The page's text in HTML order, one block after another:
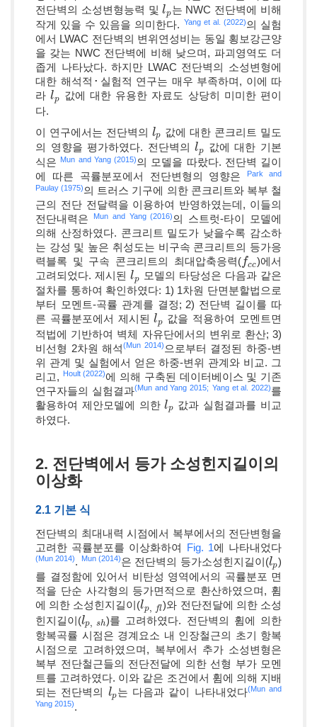
전단벽의 소성변형능력 및lp
lp 는 NWC 전단벽에 비해
작게 있을 수 있음을 의미한다. Yang et al. (2022)의 실험
에서 LWAC 전단벽의 변위연성비는 동일 횡보강근양
을 갖는 NWC 전단벽에 비해 낮으며, 파괴영역도 더
좁게 나타났다. 하지만 LWAC 전단벽의 소성변형에
대한 해석적･실험적 연구는 매우 부족하며, 이에 따
라lp
lp 값에 대한 유용한 자료도 상당히 미미한 편이
다.
이 연구에서는 전단벽의 lp
lp 값에 대한 콘크리트 밀도
의 영향을 평가하였다. 전단벽의lp
lp 값에 대한 기본
식은 Mun and Yang (2015)의 모델을 따랐다. 전단벽 길이
에 따른 곡률분포에서 전단변형의 영향은
Park and
Paulay (1975)의 트러스 기구에 의한 콘크리트와 복부 철
근의 전단 전달력을 이용하여 반영하였는데, 이들의
전단내력은
Mun and Yang (2016)의 스트럿-타이 모델에
의해 산정하였다. 콘크리트 밀도가 낮을수록 감소하
는 강성 및 높은 취성도는 비구속 콘크리트의 등가응
력블록 및 구속 콘크리트의 최대압축응력(fcc
fcc)에서
고려되었다. 제시된lp
lp 모델의 타당성은 다음과 같은
절차를 통하여 확인하였다: 1) 1차원 단면분할법으로
부터 모멘트-곡률 관계를 결정; 2) 전단벽 길이를 따
른 곡률분포에서 제시된lp
lp 값을 적용하여 모멘트면
적법에 기반하여 벽체 자유단에서의 변위로 환산; 3)
비선형 2차원 해석(Mun 2014) 으로부터 결정된 하중-변
위 관계 및 실험에서 얻은 하중-변위 관계와 비교. 그
리고, Hoult (2022)에 의해 구축된 데이터베이스 및 기존
연구자들의 실험결과(Mun and Yang 2015; Yang et al. 2022)를
활용하여 제안모델에 의한lp
lp 값과 실험결과를 비교
하였다.
2. 전단벽에서 등가 소성힌지길이의
이상화
2.1 기본 식
전단벽의 최대내력 시점에서 복부에서의 전단변형을
고려한 곡률분포를 이상화하여 Fig. 1에 나타내었다
(Mun 2014). Mun (2014)은 전단벽의 등가소성힌지길이(lp
lp)
를 결정함에 있어서 비탄성 영역에서의 곡률분포 면
적을 단순 사각형의 등가면적으로 환산하였으며, 휨
에 의한 소성힌지길이(lp, fl
lp,
)와 전단전달에 의한 소성
힌지길이(lp, sh
lp, sh )를 고려하였다. 전단벽의 휨에 의한
항복곡률 시점은 경계요소 내 인장철근의 초기 항복
시점으로 고려하였으며, 복부에서 추가 소성변형은
복부 전단철근들의 전단전달에 의한 선형 부가 모멘
트를 고려하였다. 이와 같은 조건에서 휨에 의해 지배
되는 전단벽의 lp
lp는 다음과 같이 나타내었다(Mun and
Yang 2015).